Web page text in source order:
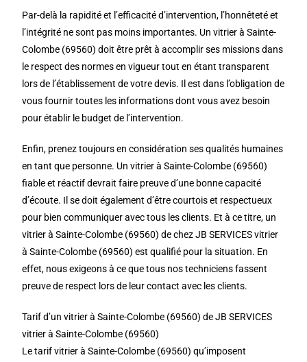
Par-delà la rapidité et l’efficacité d’intervention, l’honnêteté et
l’intégrité ne sont pas moins importantes. Un vitrier à Sainte-
Colombe (69560) doit être prêt à accomplir ses missions dans
le respect des normes en vigueur tout en étant transparent
lors de l’établissement de votre devis. Il est dans l’obligation de
vous fournir toutes les informations dont vous avez besoin
pour établir le budget de l’intervention.
Enfin, prenez toujours en considération ses qualités humaines
en tant que personne. Un vitrier à Sainte-Colombe (69560)
fiable et réactif devrait faire preuve d’une bonne capacité
d’écoute. Il se doit également d’être courtois et respectueux
pour bien communiquer avec tous les clients. Et à ce titre, un
vitrier à Sainte-Colombe (69560) de chez JB SERVICES vitrier
à Sainte-Colombe (69560) est qualifié pour la situation. En
effet, nous exigeons à ce que tous nos techniciens fassent
preuve de respect lors de leur contact avec les clients.
Tarif d’un vitrier à Sainte-Colombe (69560) de JB SERVICES
vitrier à Sainte-Colombe (69560)
Le tarif vitrier à Sainte-Colombe (69560) qu’imposent